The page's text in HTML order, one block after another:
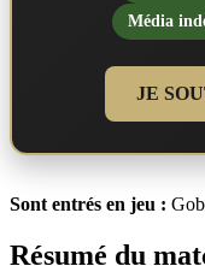
Média
JE
Sont entrés en jeu :
Résumé du